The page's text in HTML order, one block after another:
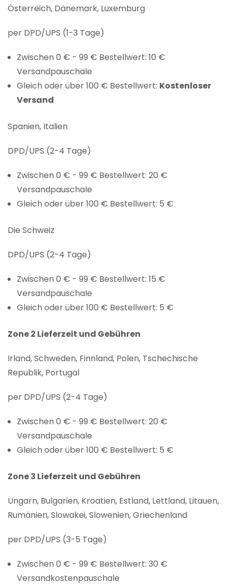
Österreich, Dänemark, Luxemburg
per DPD/UPS (1-3 Tage)
Zwischen 0 € - 99 € Bestellwert: 10 €
Versandpauschale
Gleich oder über 100 € Bestellwert: Kostenloser
Versand
Spanien, Italien
DPD/UPS (2-4 Tage)
Zwischen 0 € - 99 € Bestellwert: 20 €
Versandpauschale
Gleich oder über 100 € Bestellwert: 5 €
Die Schweiz
DPD/UPS (2-4 Tage)
Zwischen 0 € - 99 € Bestellwert: 15 €
Versandpauschale
Gleich oder über 100 € Bestellwert: 5 €
Zone 2 Lieferzeit und Gebühren
Irland, Schweden, Finnland, Polen, Tschechische
Republik, Portugal
per DPD/UPS (2-4 Tage)
Zwischen 0 € - 99 € Bestellwert: 20 €
Versandpauschale
Gleich oder über 100 € Bestellwert: 5 €
Zone 3 Lieferzeit und Gebühren
Ungarn, Bulgarien, Kroatien, Estland, Lettland, Litauen,
Rumänien, Slowakei, Slowenien, Griechenland
per DPD/UPS (3-5 Tage)
Zwischen 0 € - 99 € Bestellwert: 30 €
Versandkostenpauschale